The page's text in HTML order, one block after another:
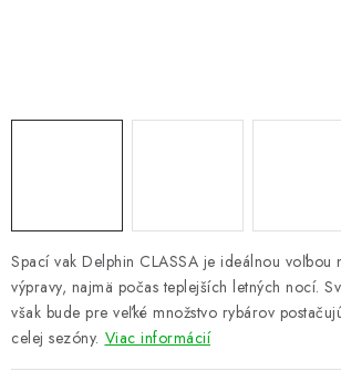
PRÍVLAČ
PRÚTY
KONTAKTY
ZNAČKY
Spací vak Delphin CLASSA je ideálnou voľbou
výpravy, najmä počas teplejších letných nocí.
však bude pre veľké množstvo rybárov
celej sezóny. Viac informácií